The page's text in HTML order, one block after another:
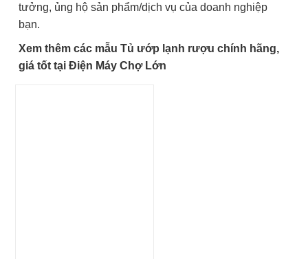
tưởng, ủng hộ sản phẩm/dịch vụ của doanh nghiệp
bạn.
Xem thêm các mẫu Tủ ướp lạnh rượu chính hãng,
giá tốt tại Điện Máy Chợ Lớn